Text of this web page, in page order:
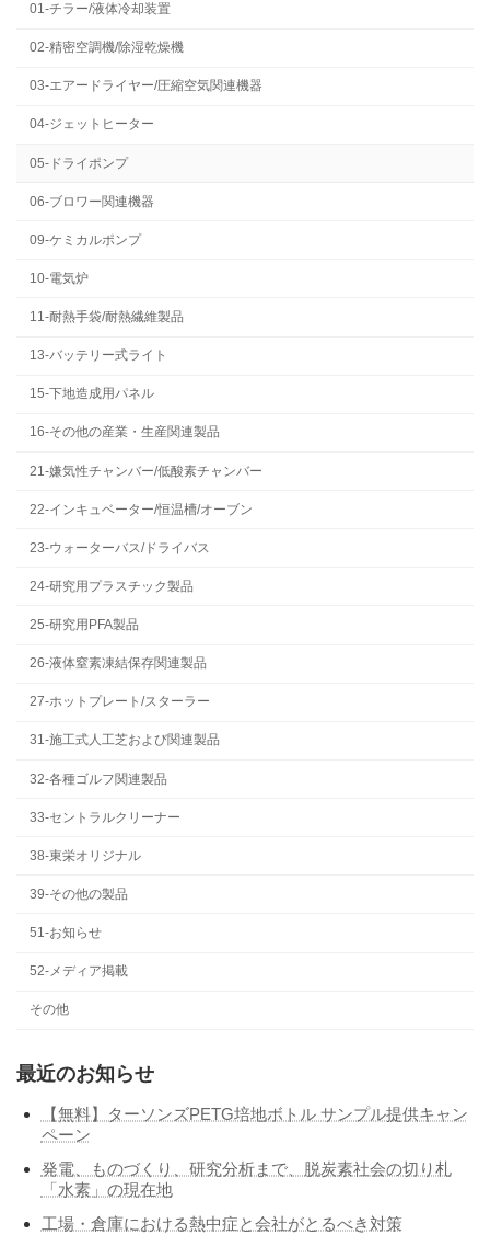
01-チラー/液体冷却装置
02-精密空調機/除湿乾燥機
03-エアードライヤー/圧縮空気関連機器
04-ジェットヒーター
05-ドライポンプ
06-ブロワー関連機器
09-ケミカルポンプ
10-電気炉
11-耐熱手袋/耐熱繊維製品
13-バッテリー式ライト
15-下地造成用パネル
16-その他の産業・生産関連製品
21-嫌気性チャンバー/低酸素チャンバー
22-インキュベーター/恒温槽/オーブン
23-ウォーターバス/ドライバス
24-研究用プラスチック製品
25-研究用PFA製品
26-液体窒素凍結保存関連製品
27-ホットプレート/スターラー
31-施工式人工芝および関連製品
32-各種ゴルフ関連製品
33-セントラルクリーナー
38-東栄オリジナル
39-その他の製品
51-お知らせ
52-メディア掲載
その他
最近のお知らせ
【無料】ターソンズPETG培地ボトル サンプル提供キャン
ペーン
発電、ものづくり、研究分析まで、脱炭素社会の切り札
「水素」の現在地
工場・倉庫における熱中症と会社がとるべき対策